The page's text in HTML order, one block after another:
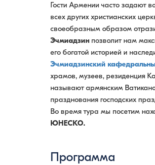
Гости Армении часто задают
всех других христианских
своеобразным образом
Эчмиадзин позволит нам
его богатой историей и
Эчмиадзинский
храмов, музеев, резиденция
называют армянским
празднования господских
Во время тура мы посетим
ЮНЕСКО.
Программа